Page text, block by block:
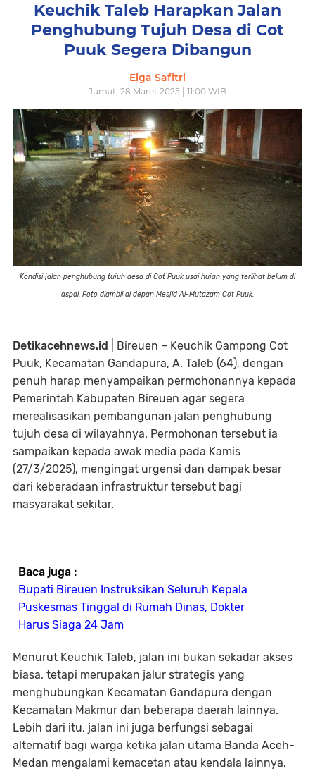
Keuchik Taleb Harapkan Jalan
Penghubung Tujuh Desa di Cot
Puuk Segera Dibangun
Elga Safitri
Jumat, 28 Maret 2025 | 11:00 WIB
Kondisi jalan penghubung tujuh desa di Cot Puuk usai hujan yang terlihat belum di
aspal. Foto diambil di depan Mesjid Al-Mutazam Cot Puuk.
Detikacehnews.id | Bireuen – Keuchik Gampong Cot
Puuk, Kecamatan Gandapura, A. Taleb (64), dengan
penuh harap menyampaikan permohonannya kepada
Pemerintah Kabupaten Bireuen agar segera
merealisasikan pembangunan jalan penghubung
tujuh desa di wilayahnya. Permohonan tersebut ia
sampaikan kepada awak media pada Kamis
(27/3/2025), mengingat urgensi dan dampak besar
dari keberadaan infrastruktur tersebut bagi
masyarakat sekitar.
Baca juga :
Bupati Bireuen Instruksikan Seluruh Kepala
Puskesmas Tinggal di Rumah Dinas, Dokter
Harus Siaga 24 Jam
Menurut Keuchik Taleb, jalan ini bukan sekadar akses
biasa, tetapi merupakan jalur strategis yang
menghubungkan Kecamatan Gandapura dengan
Kecamatan Makmur dan beberapa daerah lainnya.
Lebih dari itu, jalan ini juga berfungsi sebagai
alternatif bagi warga ketika jalan utama Banda Aceh-
Medan mengalami kemacetan atau kendala lainnya.